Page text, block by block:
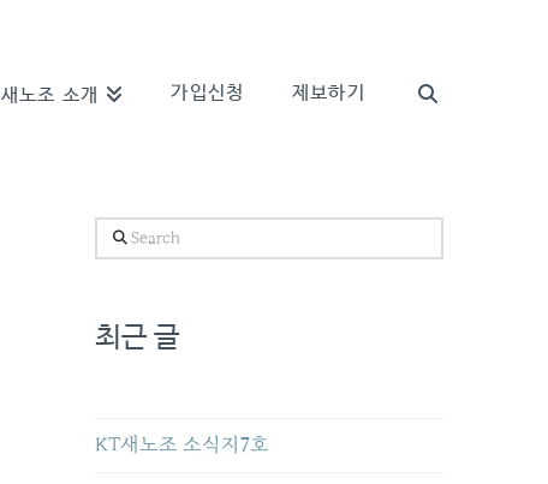
새노조 소개 가입신청 제보하기
Search
최근 글
KT새노조 소식지7호